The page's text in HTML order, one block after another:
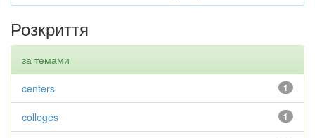
Розкриття
за темами
1
centers
1
colleges